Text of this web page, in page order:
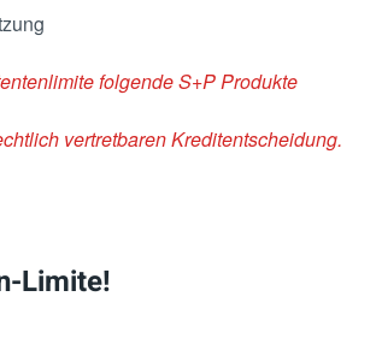
folgende S+P Produkte
vertretbaren Kreditentscheidung.
Limite!